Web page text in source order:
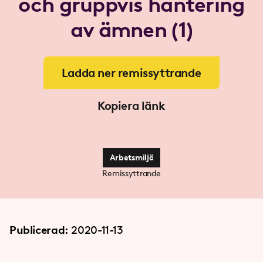
av ämnen (1)
Ladda ner remissyttrande
Kopiera länk
Arbetsmiljö
Remissyttrande
Publicerad: 2020-11-13